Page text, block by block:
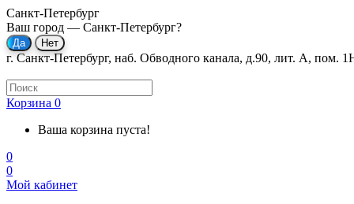
Санкт-Петербург
Ваш город — Санкт-Петербург?
г. Санкт-Петербург, наб. Обводного канала, д.90, лит. А, пом.
Корзина 0
Ваша корзина пуста!
0
0
Мой кабинет